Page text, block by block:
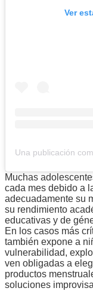
Ver
Muchas
cada mes debido a
adecuadamente su
su rendimiento
educativas y de
En los casos más
también expone a
vulnerabilidad,
ven obligadas a
productos
soluciones